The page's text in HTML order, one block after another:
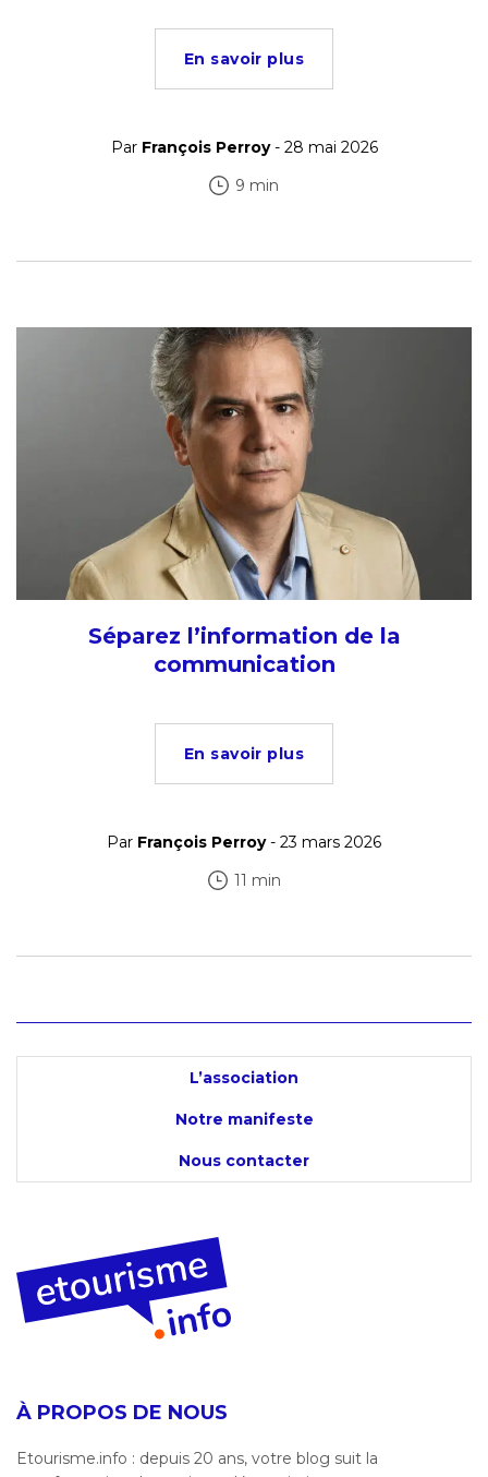
En savoir plus
Par François Perroy- 28 mai 2026
9 min
Séparez l’information de la
communication
En savoir plus
Par François Perroy- 23 mars 2026
11 min
L’association
Notre manifeste
Nous contacter
À PROPOS DE NOUS
Etourisme.info : depuis 20 ans, votre blog suit la